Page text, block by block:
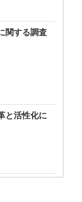
関する調査
と活性化に